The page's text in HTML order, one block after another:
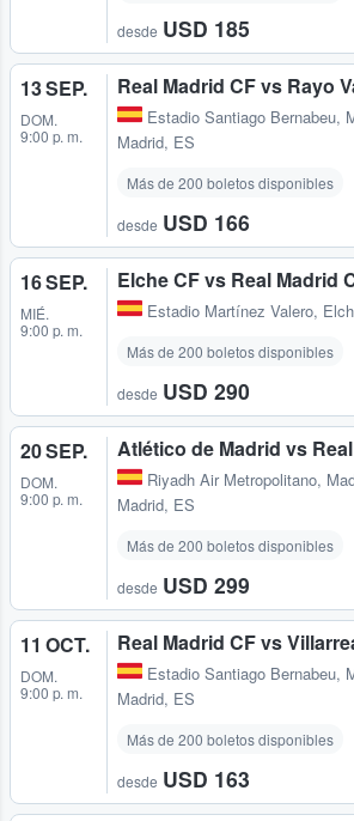
desde USD 185
13 SEP.
DOM.
9:00 p. m.
Real Madrid CF vs Rayo
Estadio Santiago Bernabeu,
Madrid, ES
Más de 200 boletos disponibles
desde USD 166
16 SEP.
MIÉ.
9:00 p. m.
Elche CF vs Real Madrid
Estadio Martínez Valero,
Más de 200 boletos disponibles
desde USD 290
20 SEP.
DOM.
9:00 p. m.
Atlético de Madrid vs
Riyadh Air Metropolitano,
Madrid, ES
Más de 200 boletos disponibles
desde USD 299
11 OCT.
DOM.
9:00 p. m.
Real Madrid CF vs
Estadio Santiago Bernabeu,
Madrid, ES
Más de 200 boletos disponibles
desde USD 163